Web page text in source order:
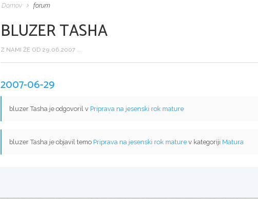
Domov forum
BLUZER TASHA
Z NAMI ŽE OD 29.06.2007 ...
2007-06-29
bluzer Tasha je odgovoril v Priprava na jesenski rok mature
bluzer Tasha je objavil temo Priprava na jesenski rok mature v kategoriji Matura